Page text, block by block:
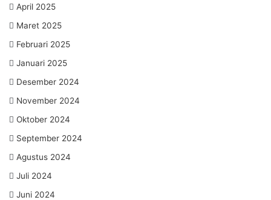
April 2025
Maret 2025
Februari 2025
Januari 2025
Desember 2024
November 2024
Oktober 2024
September 2024
Agustus 2024
Juli 2024
Juni 2024